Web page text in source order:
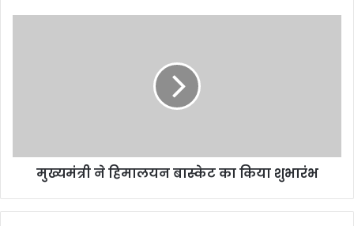
मुख्यमंत्री ने हिमालयन बास्केट का किया शुभारंभ